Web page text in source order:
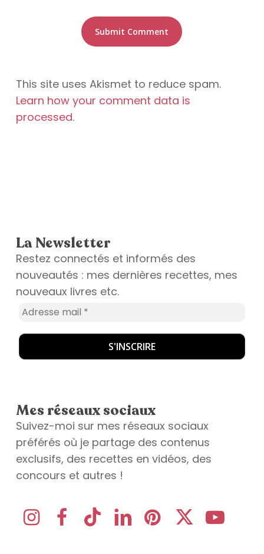
This site uses Akismet to reduce spam.
Learn how your comment data is
processed.
La Newsletter
Restez connectés et informés des
nouveautés : mes dernières recettes, mes
nouveaux livres etc.
Mes réseaux sociaux
Suivez-moi sur mes réseaux sociaux
préférés où je partage des contenus
exclusifs, des recettes en vidéos, des
concours et autres !